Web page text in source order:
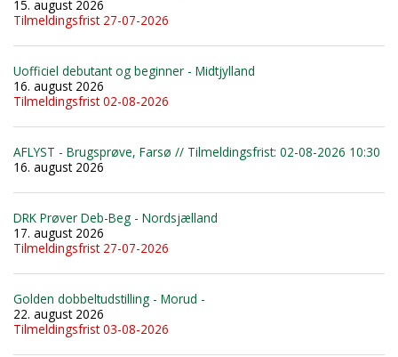
15. august 2026
Tilmeldingsfrist 27-07-2026
Uofficiel debutant og beginner - Midtjylland
16. august 2026
Tilmeldingsfrist 02-08-2026
AFLYST - Brugsprøve, Farsø // Tilmeldingsfrist: 02-08-2026 10:30
16. august 2026
DRK Prøver Deb-Beg - Nordsjælland
17. august 2026
Tilmeldingsfrist 27-07-2026
Golden dobbeltudstilling - Morud -
22. august 2026
Tilmeldingsfrist 03-08-2026